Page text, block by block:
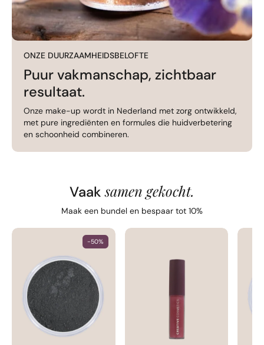
ONZE DUURZAAMHEIDSBELOFTE
Puur vakmanschap, zichtbaar
resultaat.
Onze make-up wordt in Nederland met zorg ontwikkeld,
met pure ingrediënten en formules die huidverbetering
en schoonheid combineren.
Vaaksamen gekocht.
Maak een bundel en bespaar tot 10%
-50%